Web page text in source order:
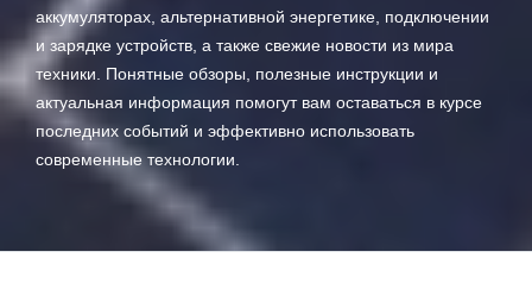
аккумуляторах, альтернативной энергетике, подключении
и зарядке устройств, а также свежие новости из мира
техники. Понятные обзоры, полезные инструкции и
актуальная информация помогут вам оставаться в курсе
последних событий и эффективно использовать
современные технологии.